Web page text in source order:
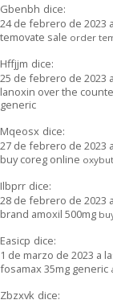
Gbenbh dice:
24 de febrero de 2023
temovate sale order
Hffjjm dice:
25 de febrero de 2023
lanoxin over the
generic
Mqeosx dice:
27 de febrero de 2023
buy coreg online
Ilbprr dice:
28 de febrero de 2023
brand amoxil 500mg
Easicp dice:
1 de marzo de 2023 a
fosamax 35mg generic
Zbzxvk dice: